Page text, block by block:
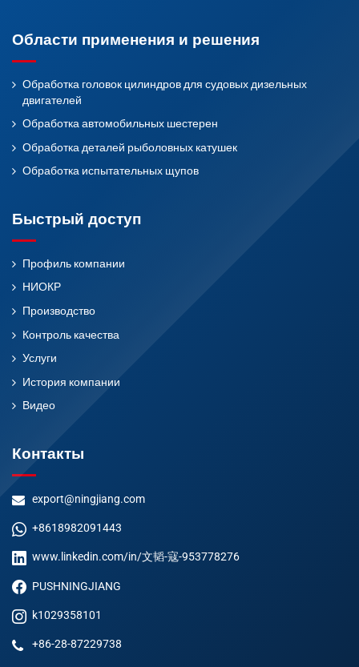
Области применения и решения
Обработка головок цилиндров для судовых дизельных
двигателей
Обработка автомобильных шестерен
Обработка деталей рыболовных катушек
Обработка испытательных щупов
Быстрый доступ
Профиль компании
НИОКР
Производство
Контроль качества
Услуги
История компании
Видео
Контакты
export@ningjiang.com
+8618982091443
www.linkedin.com/in/文韬-寇-953778276
PUSHNINGJIANG
k1029358101
+86-28-87229738